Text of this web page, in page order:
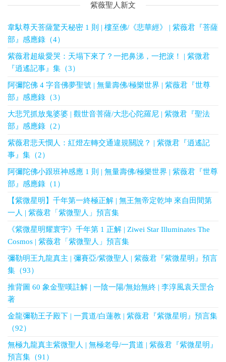
紫薇聖人新文
韋馱尊天菩薩驚天秘密 1 則 | 樓至佛/《悲華經》 | 紫薇君『菩薩
部』感應錄（4）
紫薇君超級愛哭：天塌下來了？一把鼻涕，一把淚！ | 紫微君
『逍遙記事』集（3）
阿彌陀佛 4 字音佛夢聖號 | 無量壽佛/極樂世界 | 紫薇君『世尊
部』感應錄（3）
大悲咒抓放鬼婆婆 | 觀世音菩薩/大悲心陀羅尼 | 紫微君『聖法
部』感應錄（2）
紫薇君悲天憫人：紅燈左轉交通違規關說？ | 紫微君『逍遙記
事』集（2）
阿彌陀佛小跟班神感應 1 則 | 無量壽佛/極樂世界 | 紫薇君『世尊
部』感應錄（1）
【紫微星明】千年第一終極正解 | 無王無帝定乾坤 來自田間第
一人 | 紫薇君「紫微聖人」預言集
《紫微星明耀寰宇》千年第 1 正解 | Ziwei Star Illuminates The
Cosmos | 紫薇君「紫微聖人」預言集
彌勒明王九龍真主 | 彌賽亞/紫微聖人 | 紫薇君『紫微星明』預言
集（93）
推背圖 60 象金聖嘆註解 | 一陰一陽/無始無終 | 李淳風袁天罡合
著
金龍彌勒王子殿下 | 一貫道/白蓮教 | 紫薇君『紫微星明』預言集
（92）
無極九龍真主紫微聖人 | 無極老母/一貫道 | 紫薇君『紫微星明』
預言集（91）